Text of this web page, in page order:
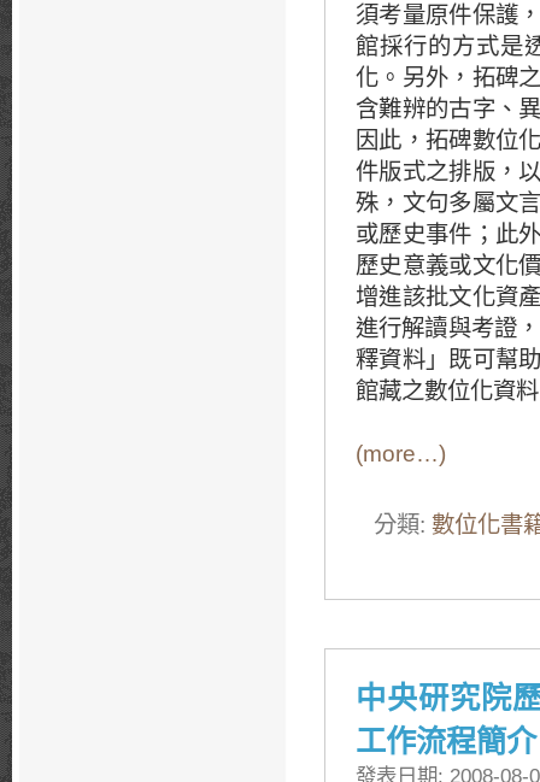
須考量原件保護
館採行的方式是
化。另外，拓碑
含難辨的古字、
因此，拓碑數位
件版式之排版，
殊，文句多屬文
或歷史事件；此
歷史意義或文化
增進該批文化資
進行解讀與考證
釋資料」既可幫
館藏之數位化資
(more…)
分類: 數位化書
中央研究院
工作流程簡介
發表日期: 2008-08-